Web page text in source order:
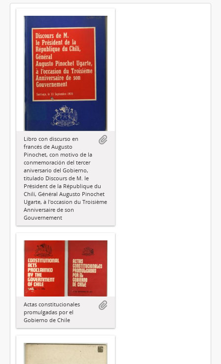
Libro con discurso en
francés de Augusto
Pinochet, con motivo de la
conmemoración del tercer
aniversario del Gobierno,
titulado Discours de M. le
Président de la République du
Chilí, Général Augusto Pinochet
Ugarte, à l'occasion du Troisième
Anniversaire de son
Gouvernement
Actas constitucionales
promulgadas por el
Gobierno de Chile